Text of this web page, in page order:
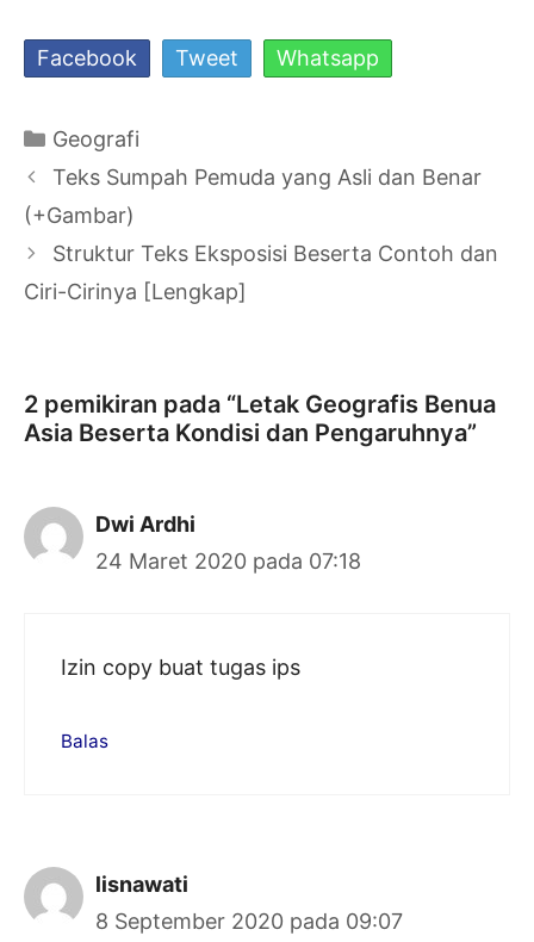
Facebook Tweet Whatsapp
Kategori
Geografi
Navigasi
Tulisan
Teks Sumpah Pemuda yang Asli dan Benar
(+Gambar)
Struktur Teks Eksposisi Beserta Contoh dan
Ciri-Cirinya [Lengkap]
2 pemikiran pada “Letak Geografis Benua
Asia Beserta Kondisi dan Pengaruhnya”
Dwi Ardhi
24 Maret 2020 pada 07:18
Izin copy buat tugas ips
Balas
lisnawati
8 September 2020 pada 09:07